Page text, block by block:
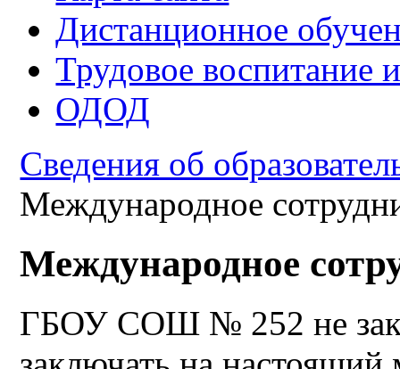
Дистанционное
Трудовое воспитание
ОДОД
Сведения об
Международное
Международное
ГБОУ СОШ № 252 не